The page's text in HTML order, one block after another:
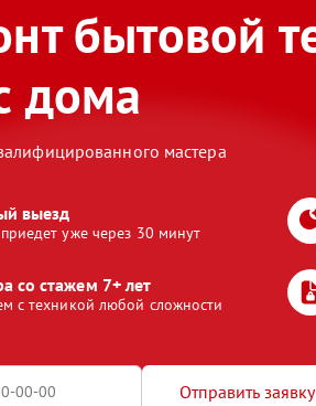
бытовой
дома
мастера
выезд
уже через 30 минут
со стажем 7+ лет
с техникой любой сложности
Отправить заявку